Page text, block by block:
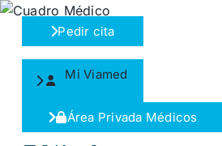
Saltar
Pedir cita
Mi Viamed
Área Privada Médicos